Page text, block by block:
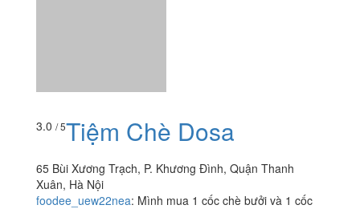
65 Bùi Xương Trạch, P. Khương Đình, Quận Thanh
Xuân, Hà Nội
chè đỗ xanh hạt sen. Cốc chè bưởi thì ăn cũng ngon, ko
bị ngọt sắc. Nhưng cốc chè còn lại ghi là chè đỗ xanh
hạt sen mà...